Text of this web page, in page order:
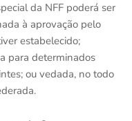
da NFF poderá ser
à aprovação pelo
estabelecido;
para determinados
ou vedada, no todo